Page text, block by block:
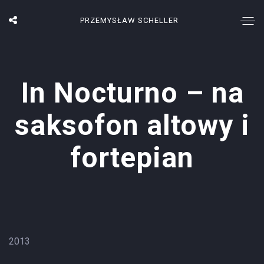
PRZEMYSŁAW SCHELLER
In Nocturno – na
saksofon altowy i
fortepian
2013